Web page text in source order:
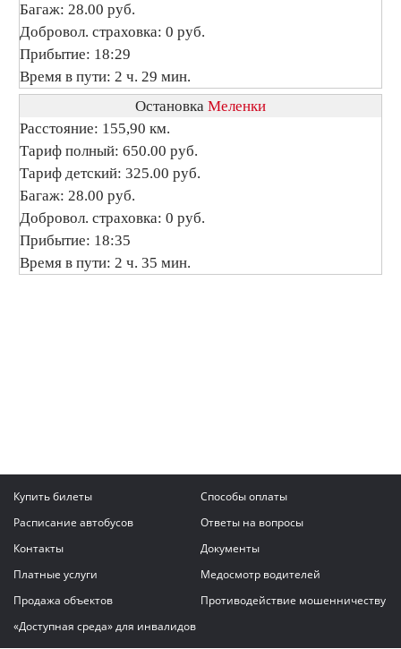
Багаж: 28.00 руб.
Добровол. страховка: 0 руб.
Прибытие: 18:29
Время в пути: 2 ч. 29 мин.
Остановка Меленки
Расстояние: 155,90 км.
Тариф полный: 650.00 руб.
Тариф детский: 325.00 руб.
Багаж: 28.00 руб.
Добровол. страховка: 0 руб.
Прибытие: 18:35
Время в пути: 2 ч. 35 мин.
Купить билеты
Способы оплаты
Расписание автобусов
Ответы на вопросы
Контакты
Документы
Платные услуги
Медосмотр водителей
Продажа объектов
Противодействие мошенничеству
«Доступная среда» для инвалидов